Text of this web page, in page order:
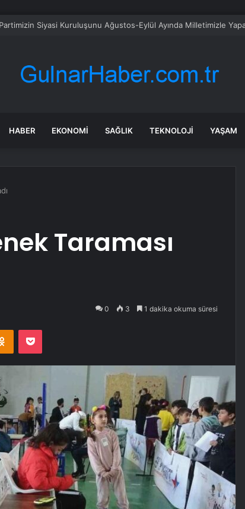
Yeni Parti Açıklamasına Tepki: Bu Arkadaşlarımız Koltukçu
HABER EKONOMI SAĞLIK TEKNOLOJI YAŞAM
Taraması
0 3 1 dakika okuma süresi
Odnoklassniki
Pocket